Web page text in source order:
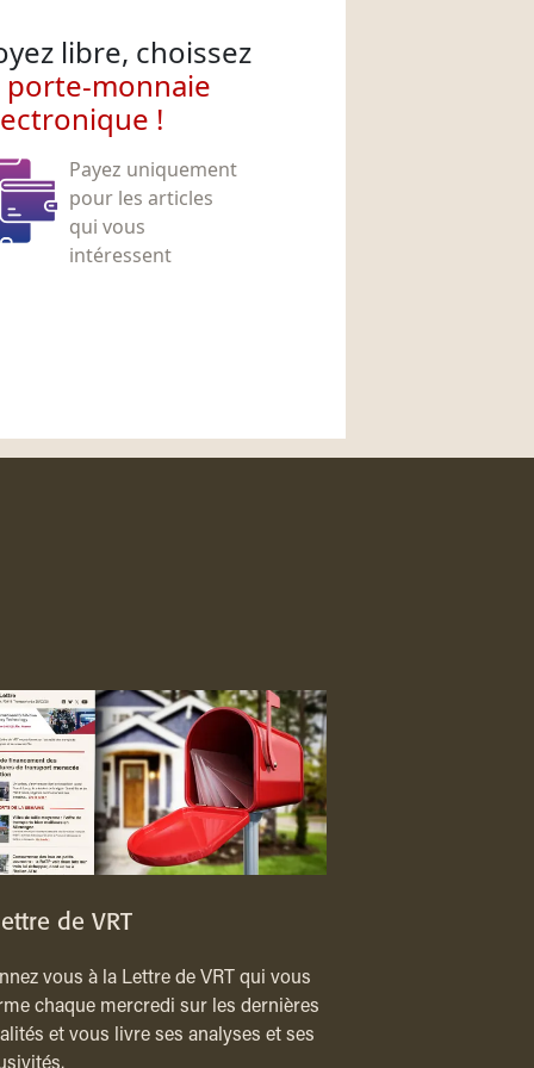
libre, choissez
porte-monnaie
!
Payez uniquement
pour les articles
qui vous
intéressent
de VRT
vous à la Lettre de VRT qui vous
chaque mercredi sur les dernières
et vous livre ses analyses et ses